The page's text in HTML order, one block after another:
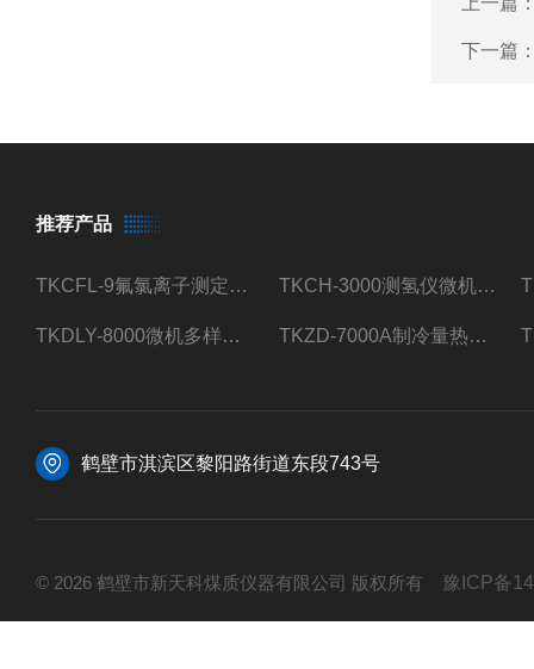
下一篇
推荐产品
TKCFL-9氟氯离子测定仪自动煤质检测 TKCH-3000测氢仪微机氢元素测定煤质检测
TKDLY-8000微机多样测硫仪自动定硫仪化验室硫含量测定 TKZD-7000A制冷量热仪自动升降热值仪煤质检测
鹤壁市淇滨区黎阳路街道东段743号
© 2026 鹤壁市新天科煤质仪器有限公司 版权所有 豫ICP备